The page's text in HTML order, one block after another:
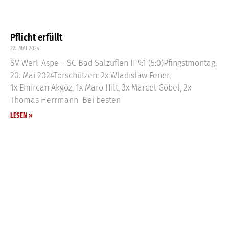
Pflicht erfüllt
22. MAI 2024
SV Werl-Aspe – SC Bad Salzuflen II 9:1 (5:0)Pfingstmontag,
20. Mai 2024Torschützen: 2x Wladislaw Fener,
1x Emircan Akgöz, 1x Maro Hilt, 3x Marcel Göbel, 2x
Thomas Herrmann Bei besten
LESEN »